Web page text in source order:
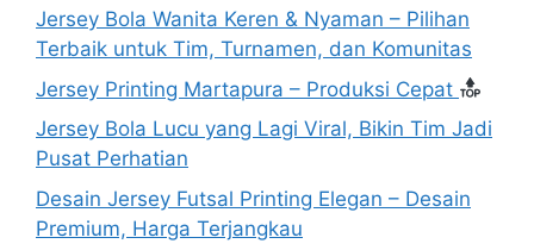
Jersey Bola Wanita Keren & Nyaman – Pilihan
Terbaik untuk Tim, Turnamen, dan Komunitas
Jersey Printing Martapura – Produksi Cepat
Jersey Bola Lucu yang Lagi Viral, Bikin Tim Jadi
Pusat Perhatian
Desain Jersey Futsal Printing Elegan – Desain
Premium, Harga Terjangkau